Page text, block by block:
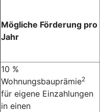
Mögliche Förderung pro
Jahr
10 %
Wohnungsbauprämie2
für eigene Einzahlungen
in einen